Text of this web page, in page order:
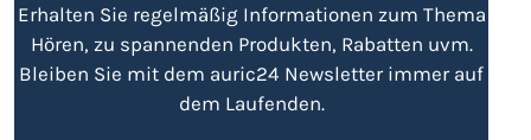
Erhalten Sie regelmäßig Informationen zum Thema
Hören, zu spannenden Produkten, Rabatten uvm.
Bleiben Sie mit dem auric24 Newsletter immer auf
dem Laufenden.